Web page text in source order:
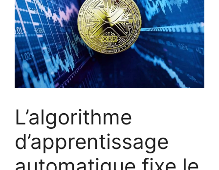
L’algorithme
d’apprentissage